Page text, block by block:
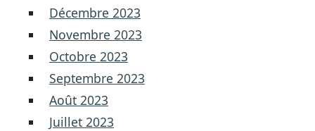
Décembre 2023
Novembre 2023
Octobre 2023
Septembre 2023
Août 2023
Juillet 2023